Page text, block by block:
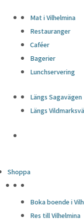
Mat i Vilhelmina
Restauranger
Caféer
Bagerier
Lunchservering
Längs Sagavägen
Längs
Shoppa
Boka boende i
Res till Vilhelmina